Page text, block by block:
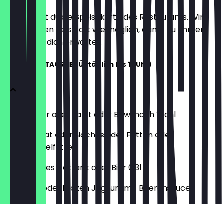
Hier findest du die Speisekarte des Restaurants. Wir
aktualisieren sie so oft wie möglich, damit du immer
weißt, was dich erwartet.
PETER'S MITTAGSMENÜ (täglich bis 17 Uhr)
Dein Burger oder Salat oder Bowl nach Wahl
Kleiner Salat oder Nachos oder Fritten oder
Süßkartoffelfritten
Alkoholfreies Getränk oder Bier 0,3l
Hot Drink oder Frozen Joghurt mit Beerensauce